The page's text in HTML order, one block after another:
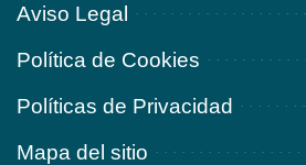
Aviso Legal
Política de Cookies
Políticas de Privacidad
Mapa del sitio